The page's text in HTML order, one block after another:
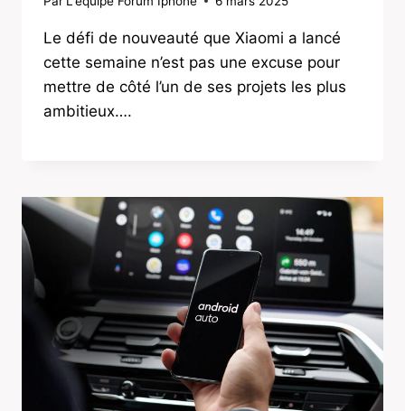
Le défi de nouveauté que Xiaomi a lancé
cette semaine n’est pas une excuse pour
mettre de côté l’un de ses projets les plus
ambitieux….